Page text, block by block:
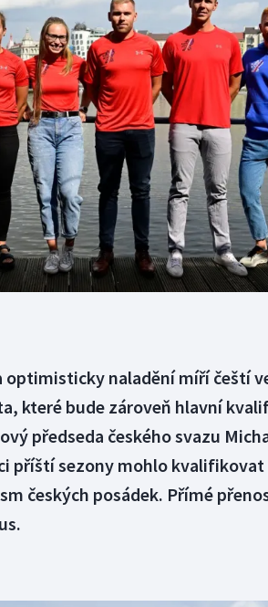
Moderní pětiboj
Motorsport
Olympijské hry
Parasport
Plavání
Plážový volejbal
optimisticky naladění míří čeští
které bude zároveň hlavní
předseda českého svazu
příští sezony mohlo kvalifikovat
českých posádek. Přímé